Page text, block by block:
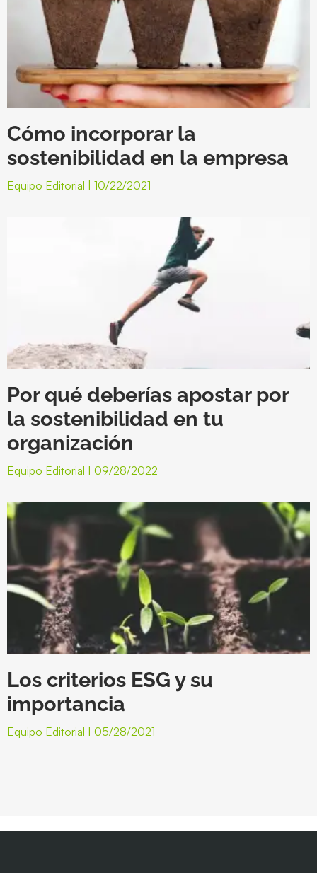
Cómo incorporar la
sostenibilidad en la empresa
Equipo Editorial 10/22/2021
Por qué deberías apostar por
la sostenibilidad en tu
organización
Equipo Editorial 09/28/2022
Los criterios ESG y su
importancia
Equipo Editorial 05/28/2021